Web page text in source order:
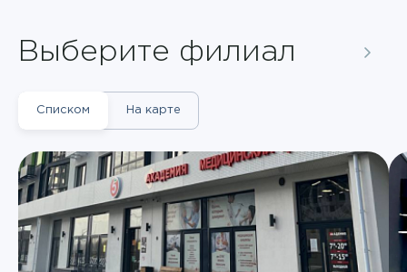
Выберите филиал
Списком На карте